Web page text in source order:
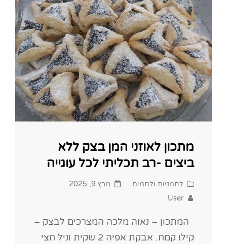
מתכון לאוזני המן בצק ללא
ביצים -רב תכליתי לכל עוגייה
Cat
Links
לחמניות ולחמים
Posted
מרץ 9, 2025
User
המתכון – נאוה מלכה המצרכים לבצק –
קילו קמח. אבקת אפיה 2 שקית וניל חצי